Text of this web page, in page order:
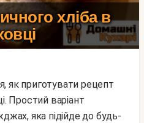
хліба в
Простий варіант
яка підійде до будь-